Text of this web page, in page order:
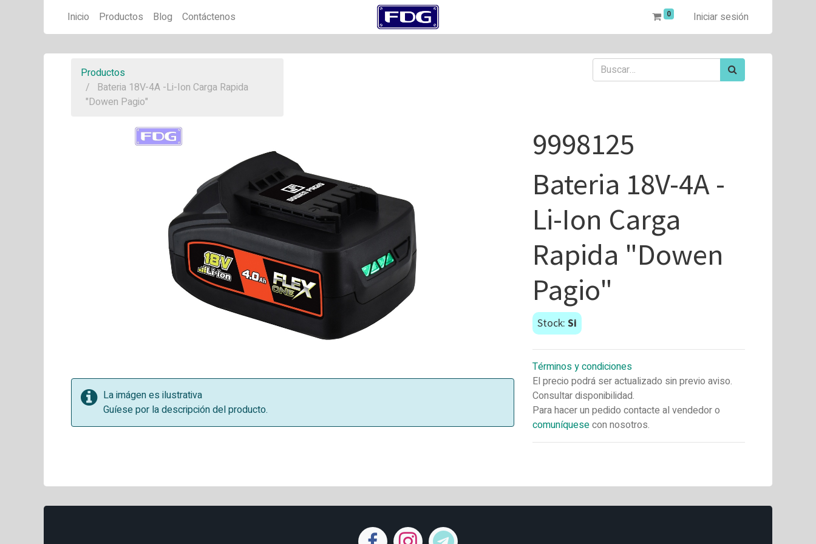
Inicio Productos Blog Contáctenos 0 Iniciar sesión
Productos
Bateria 18V-4A -Li-Ion Carga Rapida
"Dowen Pagio"
La imágen es ilustrativa
Guíese por la descripción del producto.
9998125
Bateria 18V-4A -
Li-Ion Carga
Rapida "Dowen
Pagio"
Stock: Si
Términos y condiciones
El precio podrá ser actualizado sin previo aviso.
Consultar disponibilidad.
Para hacer un pedido contacte al vendedor o
comuníquesecon nosotros.